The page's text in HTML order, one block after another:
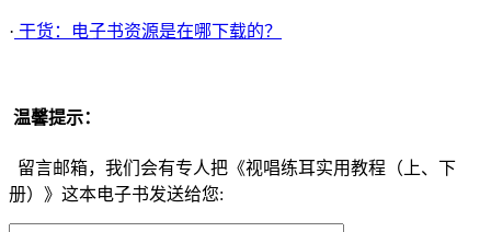
· 干货：电子书资源是在哪下载的？
温馨提示：
留言邮箱，我们会有专人把《视唱练耳实用教程（上、下
册）》这本电子书发送给您: